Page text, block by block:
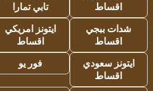
اقساط
تابي تمارا
شدات ببجي
اقساط
ايتونز امريكي
اقساط
ايتونز سعودي
اقساط
فور يو